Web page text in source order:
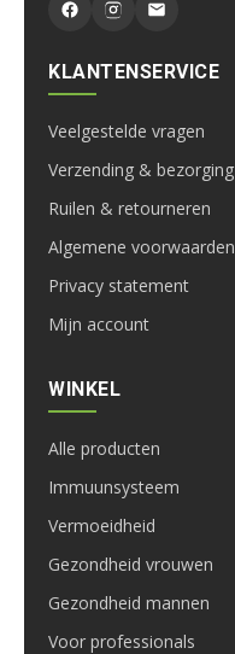
KLANTENSERVICE
Veelgestelde vragen
Verzending & bezorging
Ruilen & retourneren
Algemene voorwaarden
Privacy statement
Mijn account
WINKEL
Alle producten
Immuunsysteem
Vermoeidheid
Gezondheid vrouwen
Gezondheid mannen
Voor professionals